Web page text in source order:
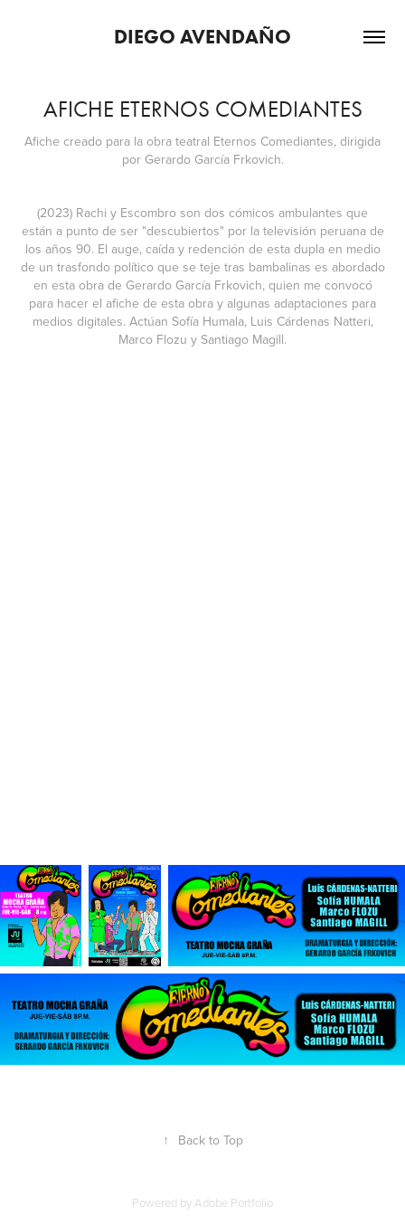
DIEGO AVENDAÑO
AFICHE ETERNOS COMEDIANTES
Afiche creado para la obra teatral Eternos Comediantes, dirigida
por Gerardo García Frkovich.
(2023) Rachi y Escombro son dos cómicos ambulantes que
están a punto de ser "descubiertos" por la televisión peruana de
los años 90. El auge, caída y redención de esta dupla en medio
de un trasfondo político que se teje tras bambalinas es abordado
en esta obra de Gerardo García Frkovich, quien me convocó
para hacer el afiche de esta obra y algunas adaptaciones para
medios digitales. Actúan Sofía Humala, Luis Cárdenas Natteri,
Marco Flozu y Santiago Magill.
↑ Back to Top
Powered byAdobe Portfolio